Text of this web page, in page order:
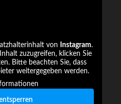
von Instagram.
zuzugreifen, klicken Sie
Bitte beachten Sie, dass
weitergegeben werden.